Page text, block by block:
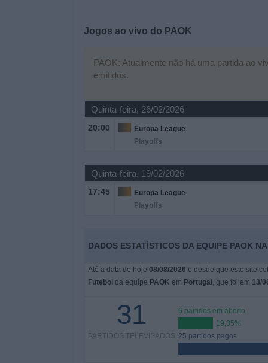
Jogos ao vivo do PAOK
PAOK: Atualmente não há uma partida ao
emitidos.
Quinta-feira, 26/02/2026
20:00
Europa League
Playoffs
Quinta-feira, 19/02/2026
17:45
Europa League
Playoffs
DADOS ESTATÍSTICOS DA EQUIPE PAOK
Até a data de hoje 08/08/2026 e desde que este site
Futebol da equipe PAOK em Portugal , que foi em 13/
31
PARTIDOS TELEVISADOS
6 partidos em aberto
19,35%
25 partidos pagos